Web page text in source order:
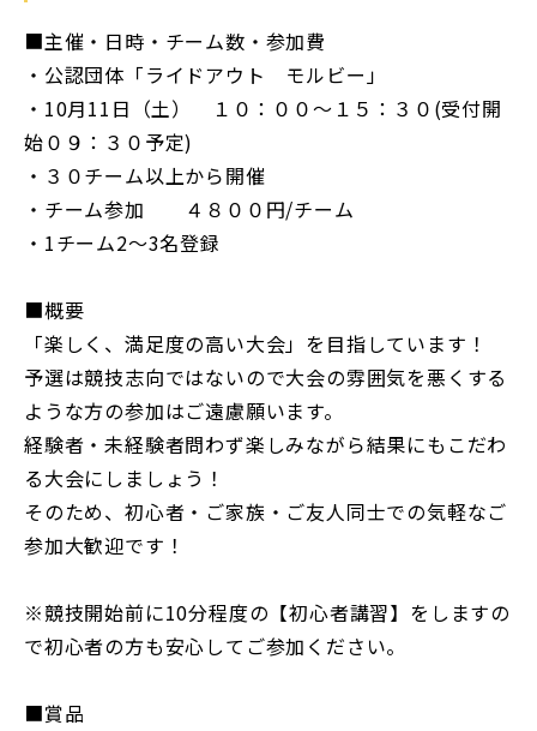
■主催・日時・チーム数・参加費
・公認団体「ライドアウト モルビー」
・10月11日（土） １０：００～１５：３０(受付開
始０９：３０予定)
・３０チーム以上から開催
・チーム参加 ４８００円/チーム
・1チーム2～3名登録
■概要
「楽しく、満足度の高い大会」を目指しています！
予選は競技志向ではないので大会の雰囲気を悪くする
ような方の参加はご遠慮願います。
経験者・未経験者問わず楽しみながら結果にもこだわ
る大会にしましょう！
そのため、初心者・ご家族・ご友人同士での気軽なご
参加大歓迎です！
※競技開始前に10分程度の【初心者講習】をしますの
で初心者の方も安心してご参加ください。
■賞品